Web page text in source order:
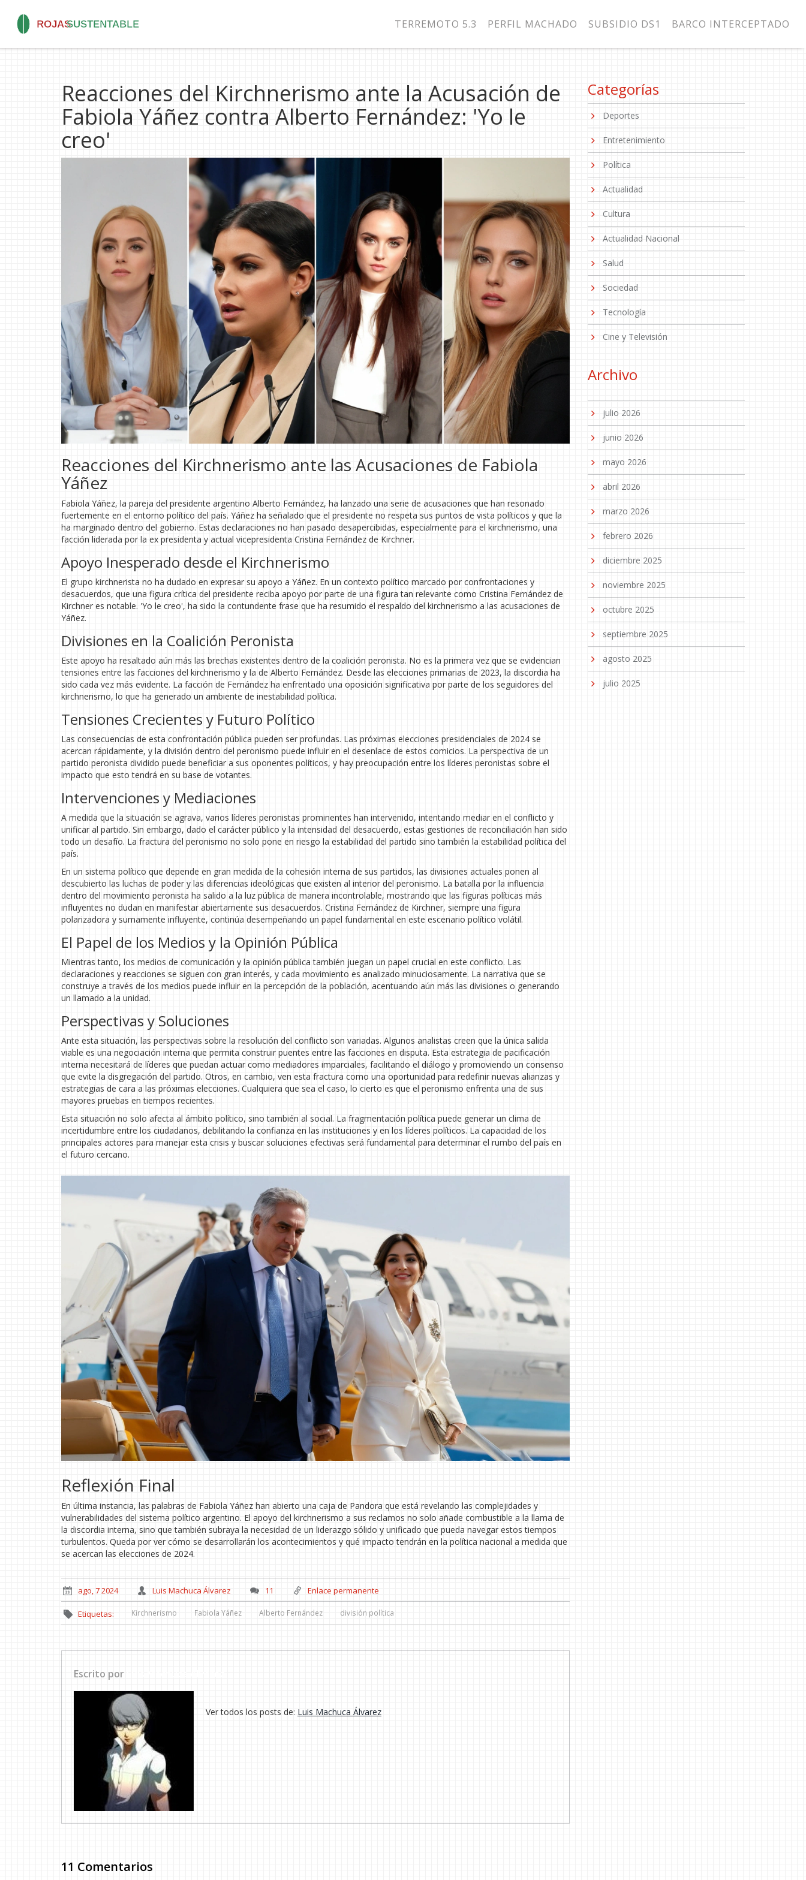
TERREMOTO 5.3 PERFIL MACHADO SUBSIDIO DS1 BARCO INTERCEPTADO
Reacciones del Kirchnerismo ante la Acusación de
Fabiola Yáñez contra Alberto Fernández: 'Yo le
creo'
Reacciones del Kirchnerismo ante las Acusaciones de Fabiola
Yáñez
Fabiola Yáñez, la pareja del presidente argentino Alberto Fernández, ha lanzado una serie de acusaciones que han resonado
fuertemente en el entorno político del país. Yáñez ha señalado que el presidente no respeta sus puntos de vista políticos y que la
ha marginado dentro del gobierno. Estas declaraciones no han pasado desapercibidas, especialmente para el kirchnerismo, una
facción liderada por la ex presidenta y actual vicepresidenta Cristina Fernández de Kirchner.
Apoyo Inesperado desde el Kirchnerismo
El grupo kirchnerista no ha dudado en expresar su apoyo a Yáñez. En un contexto político marcado por confrontaciones y
desacuerdos, que una figura crítica del presidente reciba apoyo por parte de una figura tan relevante como Cristina Fernández de
Kirchner es notable. 'Yo le creo', ha sido la contundente frase que ha resumido el respaldo del kirchnerismo a las acusaciones de
Yáñez.
Divisiones en la Coalición Peronista
Este apoyo ha resaltado aún más las brechas existentes dentro de la coalición peronista. No es la primera vez que se evidencian
tensiones entre las facciones del kirchnerismo y la de Alberto Fernández. Desde las elecciones primarias de 2023, la discordia ha
sido cada vez más evidente. La facción de Fernández ha enfrentado una oposición significativa por parte de los seguidores del
kirchnerismo, lo que ha generado un ambiente de inestabilidad política.
Tensiones Crecientes y Futuro Político
Las consecuencias de esta confrontación pública pueden ser profundas. Las próximas elecciones presidenciales de 2024 se
acercan rápidamente, y la división dentro del peronismo puede influir en el desenlace de estos comicios. La perspectiva de un
partido peronista dividido puede beneficiar a sus oponentes políticos, y hay preocupación entre los líderes peronistas sobre el
impacto que esto tendrá en su base de votantes.
Intervenciones y Mediaciones
A medida que la situación se agrava, varios líderes peronistas prominentes han intervenido, intentando mediar en el conflicto y
unificar al partido. Sin embargo, dado el carácter público y la intensidad del desacuerdo, estas gestiones de reconciliación han sido
todo un desafío. La fractura del peronismo no solo pone en riesgo la estabilidad del partido sino también la estabilidad política del
país.
En un sistema político que depende en gran medida de la cohesión interna de sus partidos, las divisiones actuales ponen al
descubierto las luchas de poder y las diferencias ideológicas que existen al interior del peronismo. La batalla por la influencia
dentro del movimiento peronista ha salido a la luz pública de manera incontrolable, mostrando que las figuras políticas más
influyentes no dudan en manifestar abiertamente sus desacuerdos. Cristina Fernández de Kirchner, siempre una figura
polarizadora y sumamente influyente, continúa desempeñando un papel fundamental en este escenario político volátil.
El Papel de los Medios y la Opinión Pública
Mientras tanto, los medios de comunicación y la opinión pública también juegan un papel crucial en este conflicto. Las
declaraciones y reacciones se siguen con gran interés, y cada movimiento es analizado minuciosamente. La narrativa que se
construye a través de los medios puede influir en la percepción de la población, acentuando aún más las divisiones o generando
un llamado a la unidad.
Perspectivas y Soluciones
Ante esta situación, las perspectivas sobre la resolución del conflicto son variadas. Algunos analistas creen que la única salida
viable es una negociación interna que permita construir puentes entre las facciones en disputa. Esta estrategia de pacificación
interna necesitará de líderes que puedan actuar como mediadores imparciales, facilitando el diálogo y promoviendo un consenso
que evite la disgregación del partido. Otros, en cambio, ven esta fractura como una oportunidad para redefinir nuevas alianzas y
estrategias de cara a las próximas elecciones. Cualquiera que sea el caso, lo cierto es que el peronismo enfrenta una de sus
mayores pruebas en tiempos recientes.
Esta situación no solo afecta al ámbito político, sino también al social. La fragmentación política puede generar un clima de
incertidumbre entre los ciudadanos, debilitando la confianza en las instituciones y en los líderes políticos. La capacidad de los
principales actores para manejar esta crisis y buscar soluciones efectivas será fundamental para determinar el rumbo del país en
el futuro cercano.
Reflexión Final
En última instancia, las palabras de Fabiola Yáñez han abierto una caja de Pandora que está revelando las complejidades y
vulnerabilidades del sistema político argentino. El apoyo del kirchnerismo a sus reclamos no solo añade combustible a la llama de
la discordia interna, sino que también subraya la necesidad de un liderazgo sólido y unificado que pueda navegar estos tiempos
turbulentos. Queda por ver cómo se desarrollarán los acontecimientos y qué impacto tendrán en la política nacional a medida que
se acercan las elecciones de 2024.
ago, 7 2024 Luis Machuca Álvarez 11 Enlace permanente
Etiquetas: Kirchnerismo Fabiola Yáñez Alberto Fernández división política
Escrito por
Ver todos los posts de: Luis Machuca Álvarez
11 Comentarios
Categorías
Deportes
Entretenimiento
Política
Actualidad
Cultura
Actualidad Nacional
Salud
Sociedad
Tecnología
Cine y Televisión
Archivo
julio 2026
junio 2026
mayo 2026
abril 2026
marzo 2026
febrero 2026
diciembre 2025
noviembre 2025
octubre 2025
septiembre 2025
agosto 2025
julio 2025